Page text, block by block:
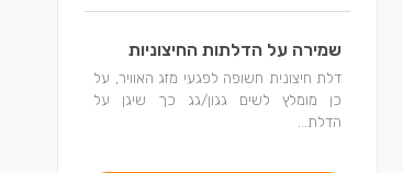
שמירה על הדלתות החיצוניות
דלת חיצונית חשופה לפגעי מזג האוויר, על
כן מומלץ לשים גגון/גג כך שיגן על
הדלת...